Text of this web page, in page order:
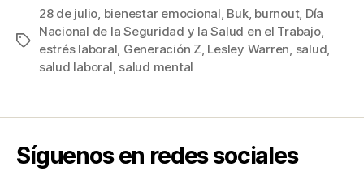
c
e
b
o
k
tt
er
ail er
e
st
m
p
ar
Etiquetas
28 de julio, bienestar emocional, Buk, burnout, Día
Nacional de la Seguridad y la Salud en el Trabajo,
estrés laboral, Generación Z, Lesley Warren, salud,
salud laboral, salud mental
Síguenos en redes sociales